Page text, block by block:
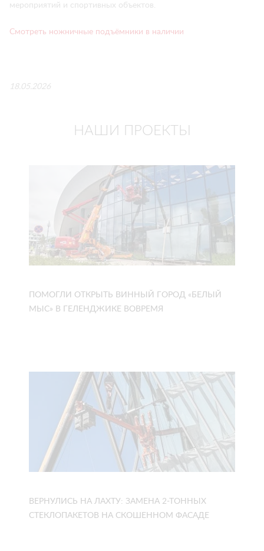
мероприятий и спортивных объектов.
Смотреть ножничные подъёмники в наличии
18.05.2026
НАШИ ПРОЕКТЫ
ПОМОГЛИ ОТКРЫТЬ ВИННЫЙ ГОРОД «БЕЛЫЙ
МЫС» В ГЕЛЕНДЖИКЕ ВОВРЕМЯ
ВЕРНУЛИСЬ НА ЛАХТУ: ЗАМЕНА 2-ТОННЫХ
СТЕКЛОПАКЕТОВ НА СКОШЕННОМ ФАСАДЕ